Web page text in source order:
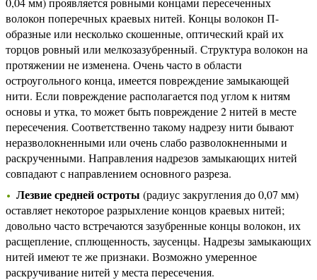
волокон поперечных краевых нитей. Концы волокон П-
образные или несколько скошенные, оптический край их
торцов ровный или мелкозазубренный. Структура волокон на
протяжении не изменена. Очень часто в области
остроугольного конца, имеется повреждение замыкающей
нити. Если повреждение располагается под углом к нитям
основы и утка, то может быть повреждение 2 нитей в месте
пересечения. Соответственно такому надрезу нити бывают
неразволокненными или очень слабо разволокненными и
раскрученными. Направления надрезов замыкающих нитей
совпадают с направлением основного разреза.
Лезвие средней остроты (радиус закругления до 0,07 мм)
оставляет некоторое разрыхление концов краевых нитей;
довольно часто встречаются зазубренные концы волокон, их
расщепление, сплющенность, заусенцы. Надрезы замыкающих
нитей имеют те же признаки. Возможно умеренное
раскручивание нитей у места пересечения.